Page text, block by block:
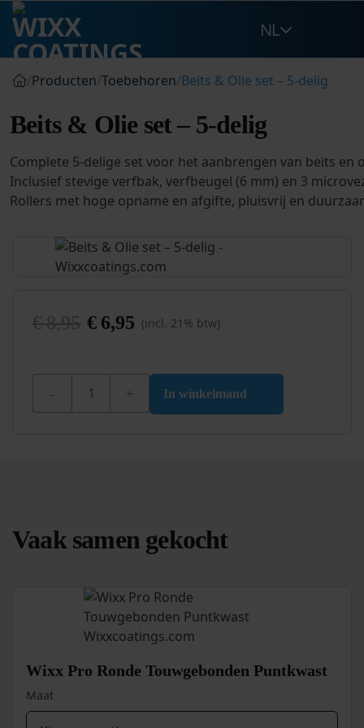
Ga
naar
inhoud
NL
/Producten/Toebehoren/Beits & Olie set – 5-delig
Beits & Olie set – 5-delig
Complete 5-delige set voor het aanbrengen van beits en
Inclusief stevige verfbak, verfbeugel (6 mm) en 3
Rollers met hoge opname en afgifte, pluisvrij en
€8,95
Oorspronkelijke
was:
€ 8,95.
€6,95
Huidige
is:
€ 6,95.
(incl. 21% btw)
Beits & Olie set – 5-delig aantal
In winkelmand
Vaak samen gekocht
Wixx Pro Ronde Touwgebonden Puntkwast
Maat